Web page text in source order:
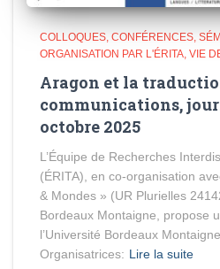
COLLOQUES, CONFÉRENCES,
ORGANISATION PAR L'ÉRITA VIE
Aragon et la
communications,
octobre 2025
L’Équipe de Recherches
(ÉRITA), en co-organisation
& Mondes » (UR Plurielles
Bordeaux Montaigne, propose
l’Université Bordeaux
Organisatrices: Lire la suite